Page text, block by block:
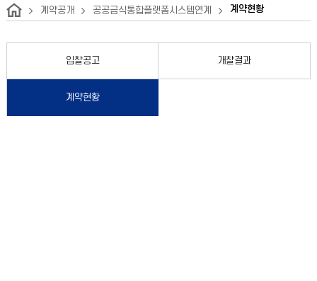
계약공개 공공급식통합플랫폼시스템연계 계약현황
입찰공고 개찰결과
계약현황